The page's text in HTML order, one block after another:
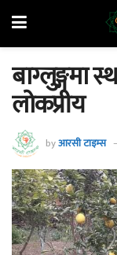
बाग्लुङ्गमा
लोकप्रीय
byआरसी टाइम्स